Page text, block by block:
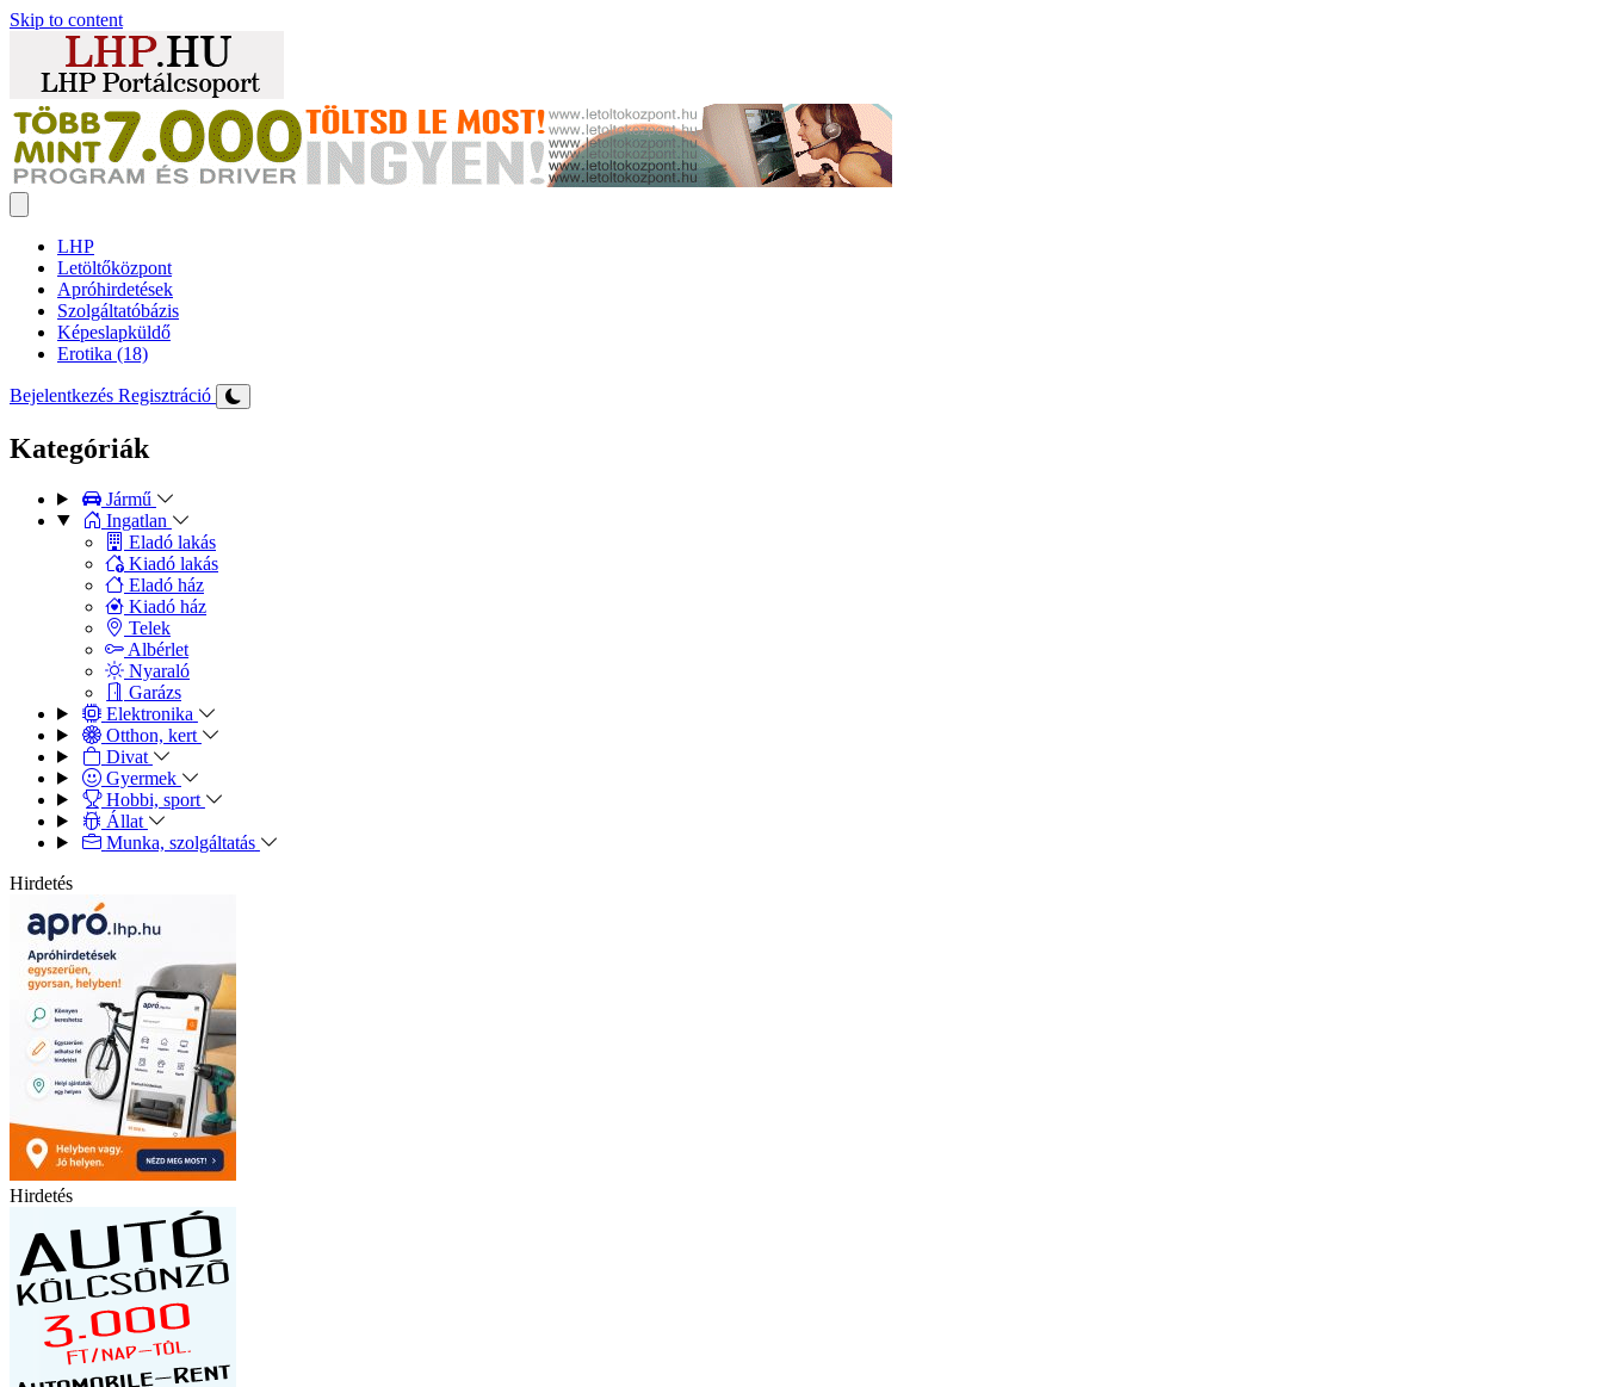
Skip to content
LHP
Letöltőközpont
Apróhirdetések
Szolgáltatóbázis
Képeslapküldő
Erotika (18)
Bejelentkezés Regisztráció
Kategóriák
Jármű
Ingatlan
Eladó lakás
Kiadó lakás
Eladó ház
Kiadó ház
Telek
Albérlet
Nyaraló
Garázs
Elektronika
Otthon, kert
Divat
Gyermek
Hobbi, sport
Állat
Munka, szolgáltatás
Hirdetés
Hirdetés